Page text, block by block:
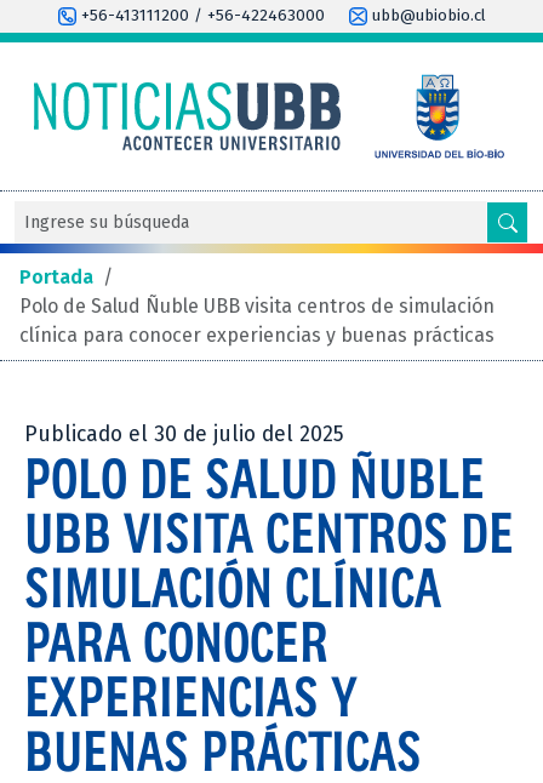
+56-413111200 / +56-422463000 ubb@ubiobio.cl
Portada /
Polo de Salud Ñuble UBB visita centros de simulación
clínica para conocer experiencias y buenas prácticas
Publicado el 30 de julio del 2025
POLO DE SALUD ÑUBLE
UBB VISITA CENTROS DE
SIMULACIÓN CLÍNICA
PARA CONOCER
EXPERIENCIAS Y
BUENAS PRÁCTICAS